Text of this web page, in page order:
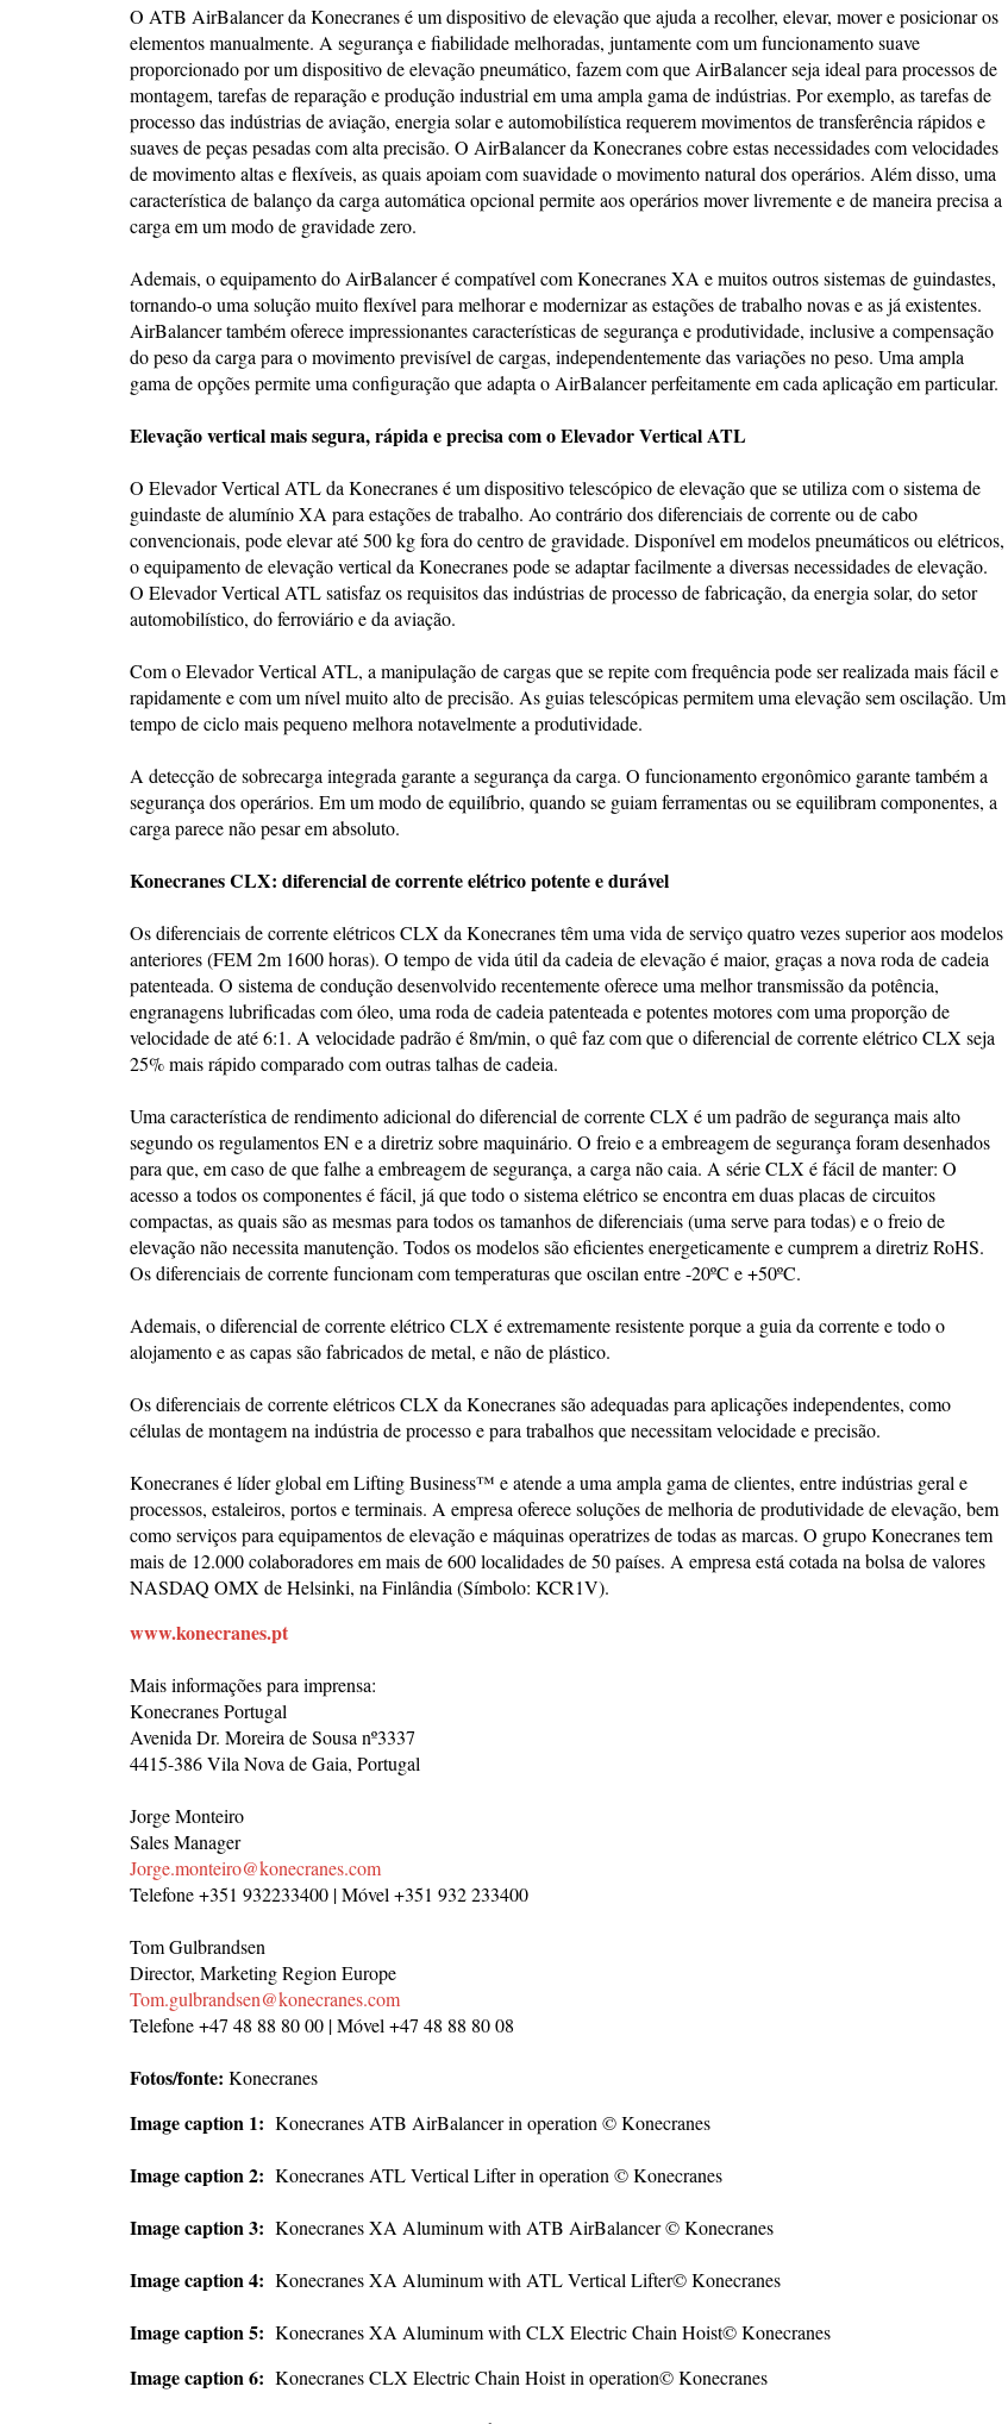
O ATB AirBalancer da Konecranes é um dispositivo de elevação que ajuda a recolher, elevar, mover e posicionar os
elementos manualmente. A segurança e fiabilidade melhoradas, juntamente com um funcionamento suave
proporcionado por um dispositivo de elevação pneumático, fazem com que AirBalancer seja ideal para processos de
montagem, tarefas de reparação e produção industrial em uma ampla gama de indústrias. Por exemplo, as tarefas de
processo das indústrias de aviação, energia solar e automobilística requerem movimentos de transferência rápidos e
suaves de peças pesadas com alta precisão. O AirBalancer da Konecranes cobre estas necessidades com velocidades
de movimento altas e flexíveis, as quais apoiam com suavidade o movimento natural dos operários. Além disso, uma
característica de balanço da carga automática opcional permite aos operários mover livremente e de maneira precisa a
carga em um modo de gravidade zero.
Ademais, o equipamento do AirBalancer é compatível com Konecranes XA e muitos outros sistemas de guindastes,
tornando-o uma solução muito flexível para melhorar e modernizar as estações de trabalho novas e as já existentes.
AirBalancer também oferece impressionantes características de segurança e produtividade, inclusive a compensação
do peso da carga para o movimento previsível de cargas, independentemente das variações no peso. Uma ampla
gama de opções permite uma configuração que adapta o AirBalancer perfeitamente em cada aplicação em particular.
Elevação vertical mais segura, rápida e precisa com o Elevador Vertical ATL
O Elevador Vertical ATL da Konecranes é um dispositivo telescópico de elevação que se utiliza com o sistema de
guindaste de alumínio XA para estações de trabalho. Ao contrário dos diferenciais de corrente ou de cabo
convencionais, pode elevar até 500 kg fora do centro de gravidade. Disponível em modelos pneumáticos ou elétricos,
o equipamento de elevação vertical da Konecranes pode se adaptar facilmente a diversas necessidades de elevação.
O Elevador Vertical ATL satisfaz os requisitos das indústrias de processo de fabricação, da energia solar, do setor
automobilístico, do ferroviário e da aviação.
Com o Elevador Vertical ATL, a manipulação de cargas que se repite com frequência pode ser realizada mais fácil e
rapidamente e com um nível muito alto de precisão. As guias telescópicas permitem uma elevação sem oscilação. Um
tempo de ciclo mais pequeno melhora notavelmente a produtividade.
A detecção de sobrecarga integrada garante a segurança da carga. O funcionamento ergonômico garante também a
segurança dos operários. Em um modo de equilíbrio, quando se guiam ferramentas ou se equilibram componentes, a
carga parece não pesar em absoluto.
Konecranes CLX: diferencial de corrente elétrico potente e durável
Os diferenciais de corrente elétricos CLX da Konecranes têm uma vida de serviço quatro vezes superior aos modelos
anteriores (FEM 2m 1600 horas). O tempo de vida útil da cadeia de elevação é maior, graças a nova roda de cadeia
patenteada. O sistema de condução desenvolvido recentemente oferece uma melhor transmissão da potência,
engranagens lubrificadas com óleo, uma roda de cadeia patenteada e potentes motores com uma proporção de
velocidade de até 6:1. A velocidade padrão é 8m/min, o quê faz com que o diferencial de corrente elétrico CLX seja
25% mais rápido comparado com outras talhas de cadeia.
Uma característica de rendimento adicional do diferencial de corrente CLX é um padrão de segurança mais alto
segundo os regulamentos EN e a diretriz sobre maquinário. O freio e a embreagem de segurança foram desenhados
para que, em caso de que falhe a embreagem de segurança, a carga não caia. A série CLX é fácil de manter: O
acesso a todos os componentes é fácil, já que todo o sistema elétrico se encontra em duas placas de circuitos
compactas, as quais são as mesmas para todos os tamanhos de diferenciais (uma serve para todas) e o freio de
elevação não necessita manutenção. Todos os modelos são eficientes energeticamente e cumprem a diretriz RoHS.
Os diferenciais de corrente funcionam com temperaturas que oscilan entre -20ºC e +50ºC.
Ademais, o diferencial de corrente elétrico CLX é extremamente resistente porque a guia da corrente e todo o
alojamento e as capas são fabricados de metal, e não de plástico.
Os diferenciais de corrente elétricos CLX da Konecranes são adequadas para aplicações independentes, como
células de montagem na indústria de processo e para trabalhos que necessitam velocidade e precisão.
Konecranes é líder global em Lifting Business™ e atende a uma ampla gama de clientes, entre indústrias geral e
processos, estaleiros, portos e terminais. A empresa oferece soluções de melhoria de produtividade de elevação, bem
como serviços para equipamentos de elevação e máquinas operatrizes de todas as marcas. O grupo Konecranes tem
mais de 12.000 colaboradores em mais de 600 localidades de 50 países. A empresa está cotada na bolsa de valores
NASDAQ OMX de Helsinki, na Finlândia (Símbolo: KCR1V).
www.konecranes.pt
Mais informações para imprensa:
Konecranes Portugal
Avenida Dr. Moreira de Sousa nº3337
4415-386 Vila Nova de Gaia, Portugal
Jorge Monteiro
Sales Manager
Jorge.monteiro@konecranes.com
Telefone +351 932233400 | Móvel +351 932 233400
Tom Gulbrandsen
Director, Marketing Region Europe
Tom.gulbrandsen@konecranes.com
Telefone +47 48 88 80 00 | Móvel +47 48 88 80 08
Fotos/fonte: Konecranes
Image caption 1: Konecranes ATB AirBalancer in operation © Konecranes
Image caption 2: Konecranes ATL Vertical Lifter in operation © Konecranes
Image caption 3: Konecranes XA Aluminum with ATB AirBalancer © Konecranes
Image caption 4: Konecranes XA Aluminum with ATL Vertical Lifter© Konecranes
Image caption 5: Konecranes XA Aluminum with CLX Electric Chain Hoist© Konecranes
Image caption 6: Konecranes CLX Electric Chain Hoist in operation© Konecranes